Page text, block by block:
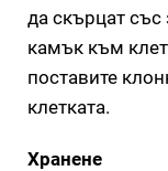
да скърцат
камък към
поставите
клетката.
Хранене